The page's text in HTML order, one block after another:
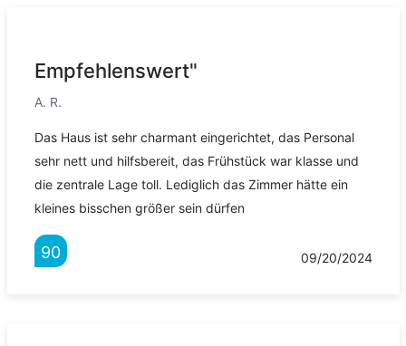
Empfehlenswert"
A. R.
Das Haus ist sehr charmant eingerichtet, das Personal
sehr nett und hilfsbereit, das Frühstück war klasse und
die zentrale Lage toll. Lediglich das Zimmer hätte ein
kleines bisschen größer sein dürfen
90 09/20/2024